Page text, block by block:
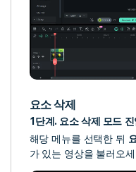
요소 삭제
1단계. 요소 삭제 모드 진
해당 메뉴를 선택한 뒤
가 있는 영상을 불러오